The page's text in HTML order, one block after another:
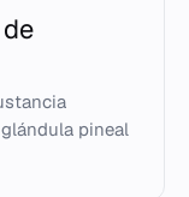
pineal